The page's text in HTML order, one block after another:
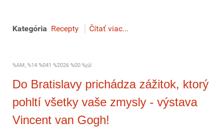
Kategória Recepty Čítať viac...
%AM, %14 %041 %2026 %00:%júl
Do Bratislavy prichádza zážitok, ktorý
pohltí všetky vaše zmysly - výstava
Vincent van Gogh!